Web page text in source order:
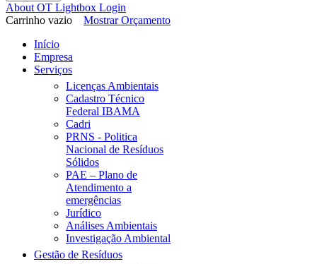
About OT Lightbox Login
Carrinho vazio
Mostrar Orçamento
Início
Empresa
Serviços
Licenças Ambientais
Cadastro Técnico
Federal IBAMA
Cadri
PRNS - Politica
Nacional de Resíduos
Sólidos
PAE – Plano de
Atendimento a
emergências
Jurídico
Análises Ambientais
Investigação Ambiental
Gestão de Resíduos